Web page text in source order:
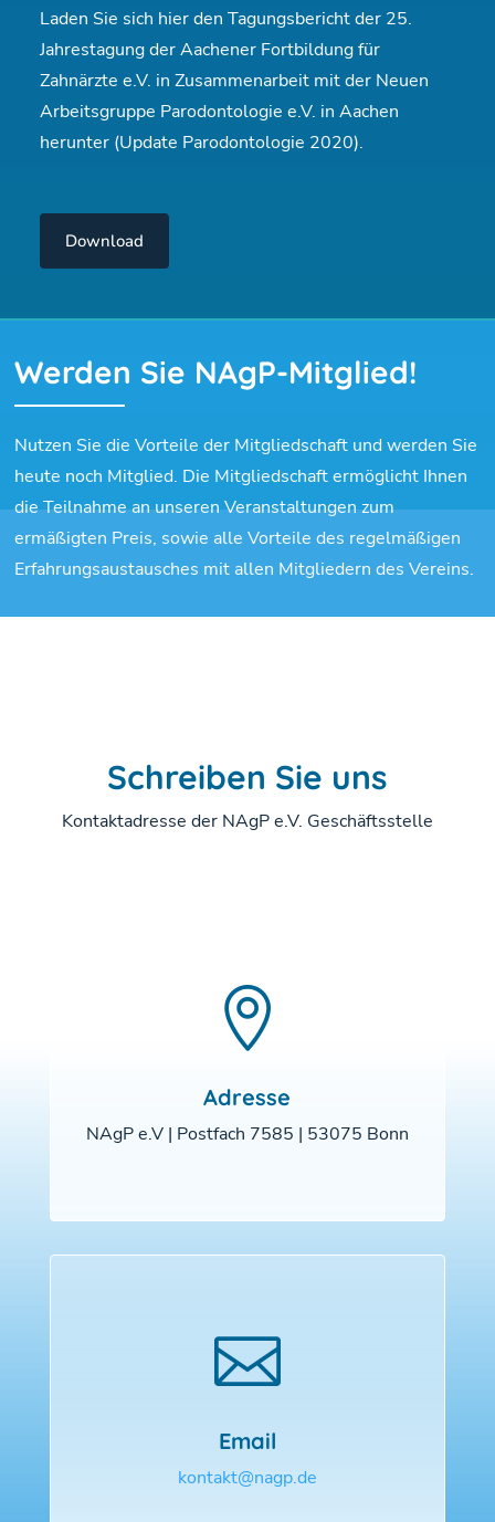
Laden Sie sich hier den Tagungsbericht der 25.
Jahrestagung der Aachener Fortbildung für
Zahnärzte e.V. in Zusammenarbeit mit der Neuen
Arbeitsgruppe Parodontologie e.V. in Aachen
herunter (Update Parodontologie 2020).
Download
Werden Sie NAgP-Mitglied!
Nutzen Sie die Vorteile der Mitgliedschaft und werden Sie
heute noch Mitglied. Die Mitgliedschaft ermöglicht Ihnen
die Teilnahme an unseren Veranstaltungen zum
ermäßigten Preis, sowie alle Vorteile des regelmäßigen
Erfahrungsaustausches mit allen Mitgliedern des Vereins.
Schreiben Sie uns
Kontaktadresse der NAgP e.V. Geschäftsstelle

Adresse
NAgP e.V | Postfach 7585 | 53075 Bonn

Email
kontakt@nagp.de